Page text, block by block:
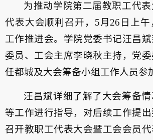
为推动学院第二届教职工代
代表大会顺利召开，5月26日上
工作推进会。学院党委书记汪昌
委员、工会主席李晓秋主持，党
任都城及大会筹备小组工作人员参
汪昌斌详细了解了大会筹备
等工作进行指导，对后续工作提出
召开教职工代表大会暨工会会员